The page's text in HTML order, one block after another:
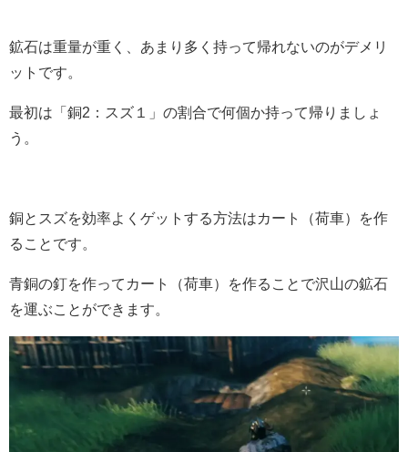
鉱石は重量が重く、あまり多く持って帰れないのがデメリ
ットです。
最初は「銅2：スズ１」の割合で何個か持って帰りましょ
う。
銅とスズを効率よくゲットする方法はカート（荷車）を作
ることです。
青銅の釘を作ってカート（荷車）を作ることで沢山の鉱石
を運ぶことができます。